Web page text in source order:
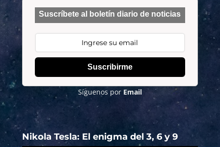
Suscríbete al boletín diario de noticias
Suscribirme
Síguenos por Email
Nikola Tesla: El enigma del 3, 6 y 9